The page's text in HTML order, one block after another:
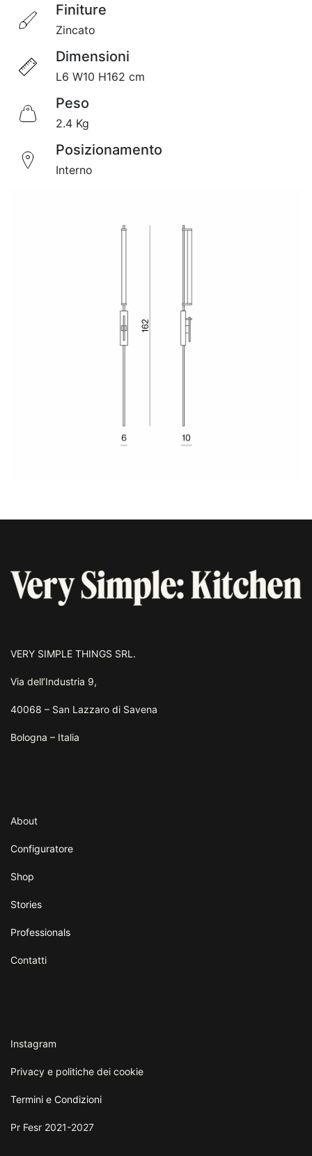
Finiture
Zincato
Dimensioni
L6 W10 H162 cm
Peso
2.4 Kg
Posizionamento
Interno
VERY SIMPLE THINGS SRL.
Via dell’Industria 9,
40068 – San Lazzaro di Savena
Bologna – Italia
About
Configuratore
Shop
Stories
Professionals
Contatti
Instagram
Privacy e politiche dei cookie
Termini e Condizioni
Pr Fesr 2021-2027